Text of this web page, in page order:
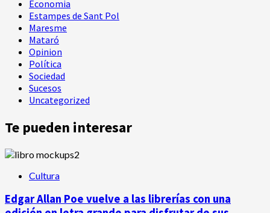
Economia
Estampes de Sant Pol
Maresme
Mataró
Opinion
Política
Sociedad
Sucesos
Uncategorized
Te pueden interesar
Cultura
Edgar Allan Poe vuelve a las librerías con una